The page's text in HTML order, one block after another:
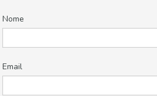
Nome
Email